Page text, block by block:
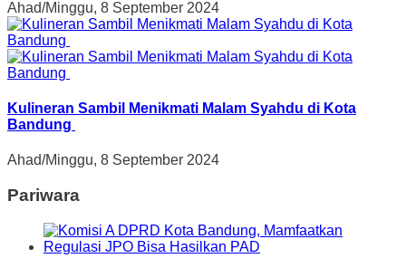
Ahad/Minggu, 8 September 2024
Kulineran Sambil Menikmati Malam Syahdu di Kota
Bandung
Ahad/Minggu, 8 September 2024
Pariwara